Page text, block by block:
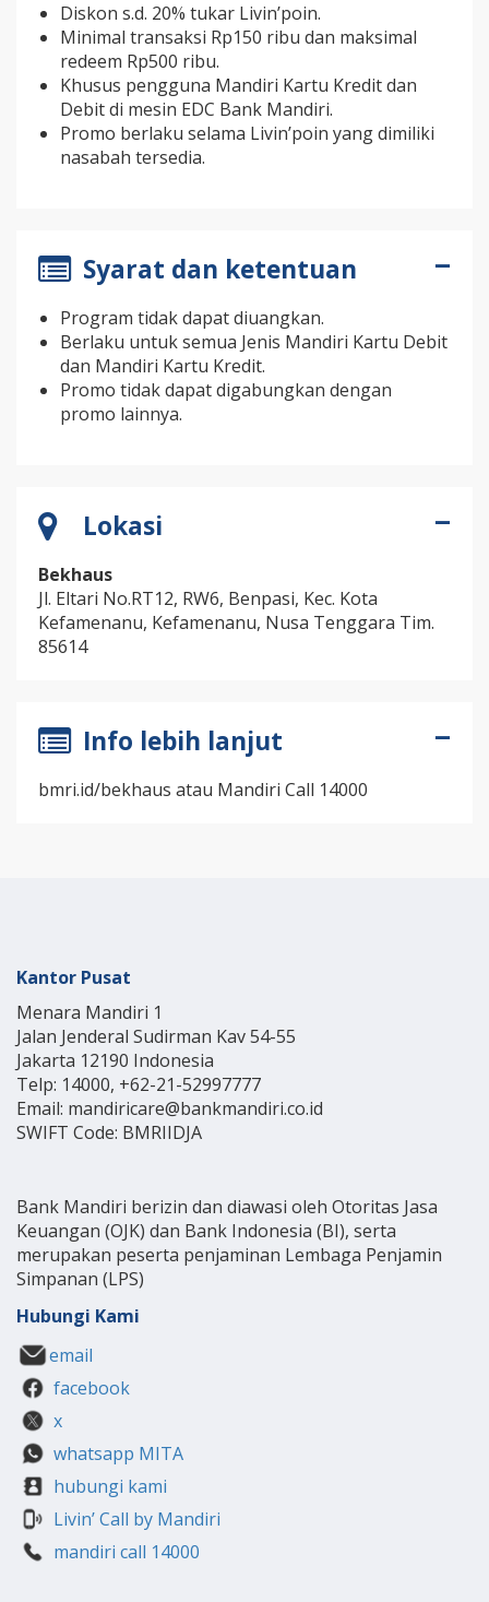
Diskon s.d. 20% tukar Livin’poin.
Minimal transaksi Rp150 ribu dan maksimal
redeem Rp500 ribu.
Khusus pengguna Mandiri Kartu Kredit dan
Debit di mesin EDC Bank Mandiri.
Promo berlaku selama Livin’poin yang dimiliki
nasabah tersedia.
Syarat dan ketentuan
Program tidak dapat diuangkan.
Berlaku untuk semua Jenis Mandiri Kartu Debit
dan Mandiri Kartu Kredit.
Promo tidak dapat digabungkan dengan
promo lainnya.
Lokasi
Bekhaus
Jl. Eltari No.RT12, RW6, Benpasi, Kec. Kota
Kefamenanu, Kefamenanu, Nusa Tenggara Tim.
85614
Info lebih lanjut
bmri.id/bekhaus atau Mandiri Call 14000
Kantor Pusat
Menara Mandiri 1
Jalan Jenderal Sudirman Kav 54-55
Jakarta 12190 Indonesia
Telp: 14000, +62-21-52997777
Email: mandiricare@bankmandiri.co.id
SWIFT Code: BMRIIDJA
Bank Mandiri berizin dan diawasi oleh Otoritas Jasa
Keuangan (OJK) dan Bank Indonesia (BI), serta
merupakan peserta penjaminan Lembaga Penjamin
Simpanan (LPS)
Hubungi Kami
email
facebook
x
whatsapp MITA
hubungi kami
Livin’ Call by Mandiri
mandiri call 14000